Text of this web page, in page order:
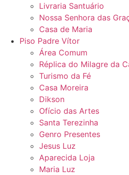
Livraria Santuário
Nossa Senhora das
Casa de Maria
Piso Padre Vítor
Área Comum
Réplica do Milagre da
Turismo da Fé
Casa Moreira
Dikson
Ofício das Artes
Santa Terezinha
Genro Presentes
Jesus Luz
Aparecida Loja
Maria Luz